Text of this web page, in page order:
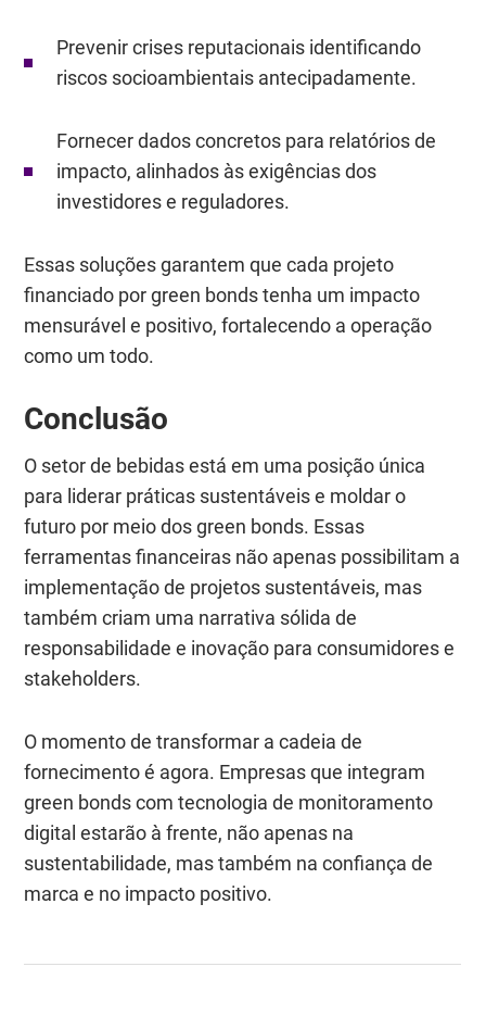
Prevenir crises reputacionais identificando
riscos socioambientais antecipadamente.
Fornecer dados concretos para relatórios de
impacto, alinhados às exigências dos
investidores e reguladores.
Essas soluções garantem que cada projeto
financiado por green bonds tenha um impacto
mensurável e positivo, fortalecendo a operação
como um todo.
Conclusão
O setor de bebidas está em uma posição única
para liderar práticas sustentáveis e moldar o
futuro por meio dos green bonds. Essas
ferramentas financeiras não apenas possibilitam a
implementação de projetos sustentáveis, mas
também criam uma narrativa sólida de
responsabilidade e inovação para consumidores e
stakeholders.
O momento de transformar a cadeia de
fornecimento é agora. Empresas que integram
green bonds com tecnologia de monitoramento
digital estarão à frente, não apenas na
sustentabilidade, mas também na confiança de
marca e no impacto positivo.